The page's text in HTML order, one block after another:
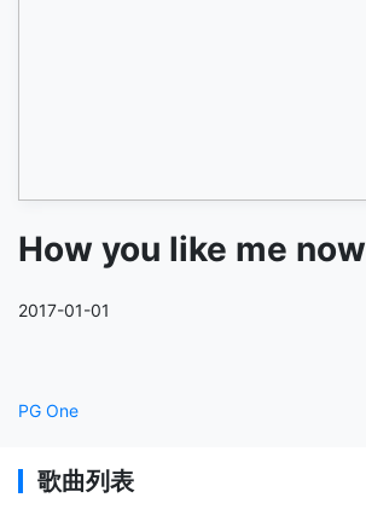
How you like me now
2017-01-01
PG One
歌曲列表